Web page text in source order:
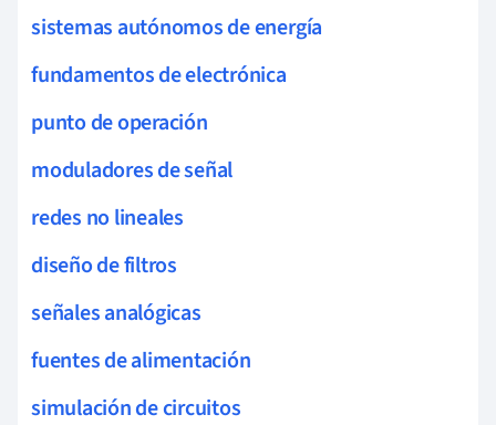
sistemas autónomos de energía
fundamentos de electrónica
punto de operación
moduladores de señal
redes no lineales
diseño de filtros
señales analógicas
fuentes de alimentación
simulación de circuitos